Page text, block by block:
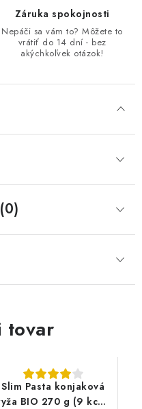
Záruka spokojnosti
Nepáči sa vám to? Môžete to
vrátiť do 14 dní - bez
akýchkoľvek otázok!
tovar
Slim Pasta konjaková
BIO 270 g (9 kcal,